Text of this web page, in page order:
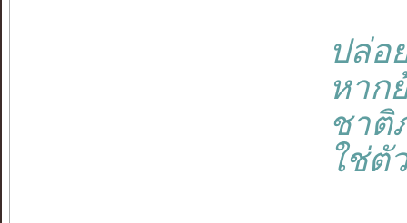
ปล่อ
หาก
ชาติ
ใช่ตั